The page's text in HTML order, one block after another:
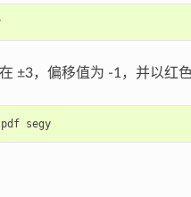
segy
±3，偏移值为 -1，并以红
segy